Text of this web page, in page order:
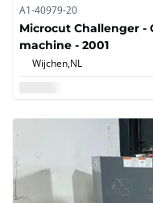
A1-40979-20
Microcut Challenger -
machine - 2001
Wijchen,NL